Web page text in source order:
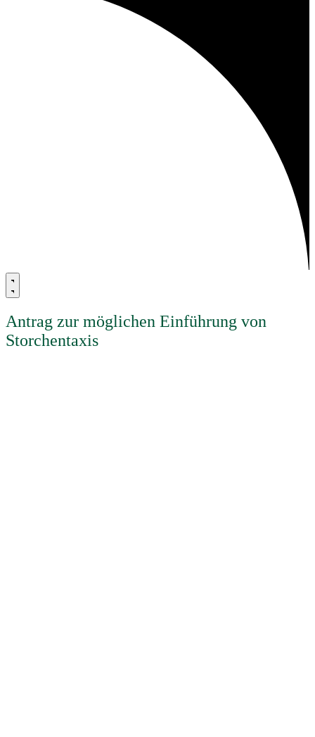
Antrag zur möglichen Einführung von
Storchentaxis